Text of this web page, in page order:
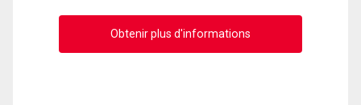
Obtenir plus d'informations